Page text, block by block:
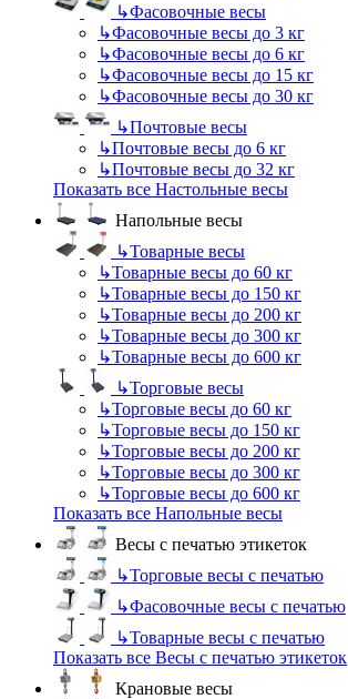
↳Фасовочные весы
↳Фасовочные весы до 3 кг
↳Фасовочные весы до 6 кг
↳Фасовочные весы до 15 кг
↳Фасовочные весы до 30 кг
↳Почтовые весы
↳Почтовые весы до 6 кг
↳Почтовые весы до 32 кг
Показать все Настольные весы
Напольные весы
↳Товарные весы
↳Товарные весы до 60 кг
↳Товарные весы до 150 кг
↳Товарные весы до 200 кг
↳Товарные весы до 300 кг
↳Товарные весы до 600 кг
↳Торговые весы
↳Торговые весы до 60 кг
↳Торговые весы до 150 кг
↳Торговые весы до 200 кг
↳Торговые весы до 300 кг
↳Торговые весы до 600 кг
Показать все Напольные весы
Весы с печатью этикеток
↳Торговые весы с печатью
↳Фасовочные весы с печатью
↳Товарные весы с печатью
Показать все Весы с печатью этикеток
Крановые весы